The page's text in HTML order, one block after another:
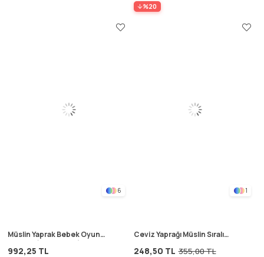
%20
6
Müslin Yaprak Bebek Oyun
Minderi (Yıkanmıştır) Antrasit
992,25 TL
1
Ceviz Yaprağı Müslin Sıralı
248,50 TL 355,00 TL